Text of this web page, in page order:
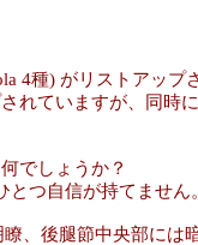
4種) がリストアップ
れていますが、同時
でしょうか？
つ自信が持てません。
、後腿節中央部には